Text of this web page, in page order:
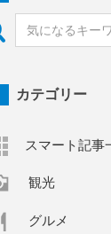
カテゴリー
スマート記事
観光
グルメ